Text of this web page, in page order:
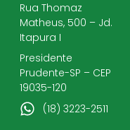
Rua Thomaz
Matheus, 500 – Jd.
Itapura I
Presidente
Prudente-SP – CEP
19035-120
(18) 3223-2511